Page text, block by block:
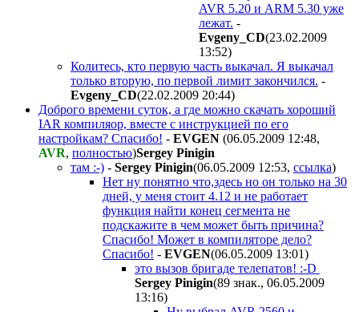
AVR 5.20 и ARM 5.30 уже
лежат. -
Evgeny_CD(23.02.2009
13:52)
Колитесь, кто первую часть выкачал. Я выкачал
только вторую, по первой лимит закончился. -
Evgeny_CD(22.02.2009 20:44)
Доброго времени суток, а где можно скачать хороший
IAR компиляор, вместе с инструкцией по его
настройкам? Спасибо! - EVGEN (06.05.2009 12:48,
AVR, полностью)Sergey Pinigin
там :-) - Sergey Pinigin(06.05.2009 12:53, ссылка)
Нет ну понятно что,здесь но он только на 30
дней, у меня стоит 4.12 и не работает
функция найти конец сегмента не
подскажите в чем может быть причина?
Спасибо! Может в компиляторе дело?
Спасибо! - EVGEN(06.05.2009 13:01)
это вызов бригаде телепатов! :-D
Sergey Pinigin(89 знак., 06.05.2009
13:16)